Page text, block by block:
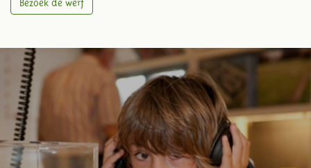
Bezoek de werf